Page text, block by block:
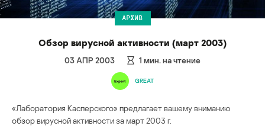
АРХИВ
Обзор вирусной активности (март 2003)
03 АПР 2003 1 мин. на чтение
GREAT
«Лаборатория Касперского» предлагает вашему вниманию
обзор вирусной активности за март 2003 г.